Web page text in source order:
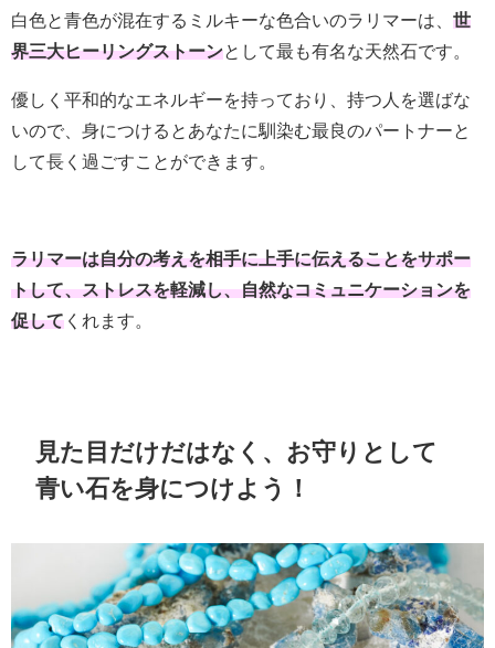
白色と青色が混在するミルキーな色合いのラリマーは、 世
界三大ヒーリングストーンとして最も有名な天然石です。
優しく平和的なエネルギーを持っており、持つ人を選ばな
いので、身につけるとあなたに馴染む最良のパートナーと
して長く過ごすことができます。
ラリマーは自分の考えを相手に上手に伝えることをサポー
トして、ストレスを軽減し、自然なコミュニケーションを
促して くれます。
見た目だけだはなく、お守りとして
青い石を身につけよう！